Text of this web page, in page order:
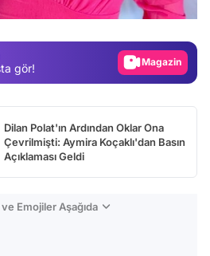
gör!
Gündem
Magazin
Video
Dilan Polat'ın Ardından Oklar Ona
Çevrilmişti: Aymira Koçaklı'dan Basın
Açıklaması Geldi
Emojiler Aşağıda